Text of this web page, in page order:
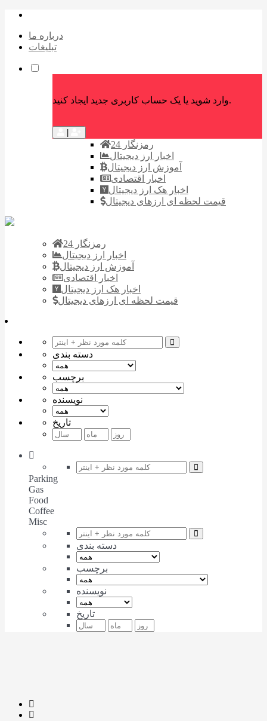
درباره ما
تبلیغات
وارد شوید یا یک حساب کاربری جدید ایجاد کنید.
رمزنگار 24
اخبار ارز دیجیتال
آموزش ارز دیجیتال
اخبار اقتصادی
اخبار هک ارز دیجیتال
قیمت لحظه ای ارزهای دیجیتال
رمزنگار 24
اخبار ارز دیجیتال
آموزش ارز دیجیتال
اخبار اقتصادی
اخبار هک ارز دیجیتال
قیمت لحظه ای ارزهای دیجیتال
دسته بندی
برچسب
نویسنده
تاریخ
Parking
Gas
Food
Coffee
Misc
دسته بندی
برچسب
نویسنده
تاریخ